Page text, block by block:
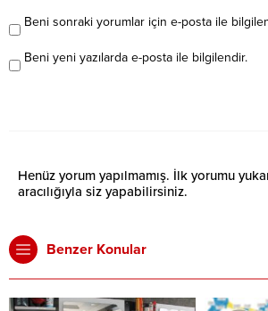
Beni sonraki yorumlar için e-posta ile
Beni yeni yazılarda e-posta ile bilgilendir.
Henüz yorum yapılmamış. İlk yorumu
aracılığıyla siz yapabilirsiniz.
Benzer Konular